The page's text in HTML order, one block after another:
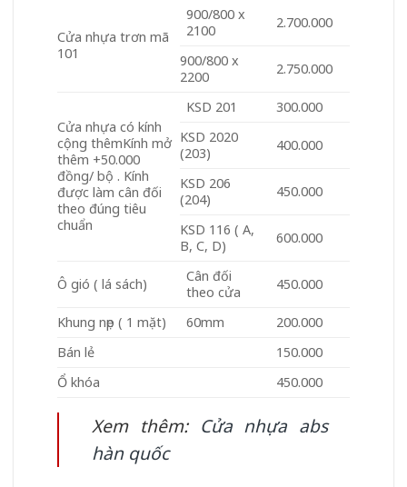
Cửa nhựa trơn mã
101
900/800 x
2100
2.700.000
900/800 x
2200
2.750.000
Cửa nhựa có kính
cộng thêmKính mở
thêm +50.000
đồng/ bộ . Kính
được làm cân đối
theo đúng tiêu
chuẩn
KSD 201
300.000
KSD 2020
(203)
400.000
KSD 206
(204)
450.000
KSD 116 ( A,
B, C, D)
600.000
Ô gió ( lá sách)
Cân đối
theo cửa
450.000
Khung nẹp ( 1 mặt) 60mm
200.000
Bán lẻ
150.000
Ổ khóa
450.000
Xem thêm: Cửa nhựa abs
hàn quốc